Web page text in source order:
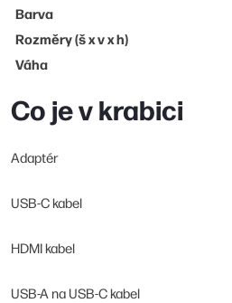
Barva
Rozměry (š x v x h)
Váha
Co je v krabici
Adaptér
USB-C kabel
HDMI kabel
USB-A na USB-C kabel